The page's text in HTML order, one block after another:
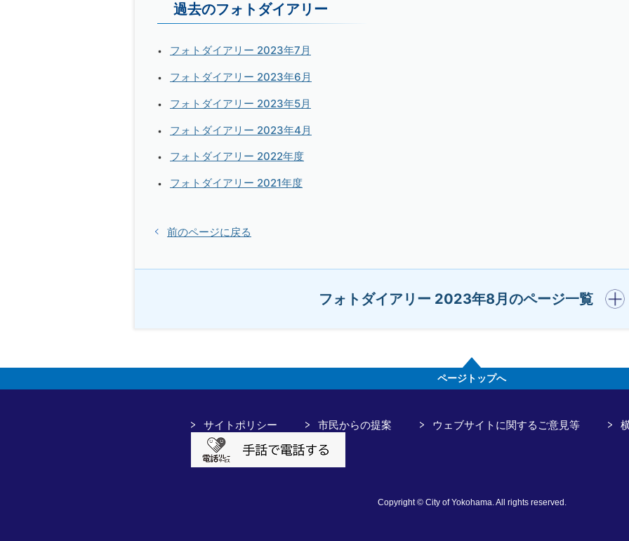
過去のフォトダイアリー
フォトダイアリー 2023年7月
フォトダイアリー 2023年6月
フォトダイアリー 2023年5月
フォトダイアリー 2023年4月
フォトダイアリー 2022年度
フォトダイアリー 2021年度
前のページに戻る
フォトダイアリー 2023年8月のページ一覧
開く
ページトップへ
サイトポリシー 市民からの提案 ウェブサイトに関するご意見等
Copyright © City of Yokohama. All rights reserved.